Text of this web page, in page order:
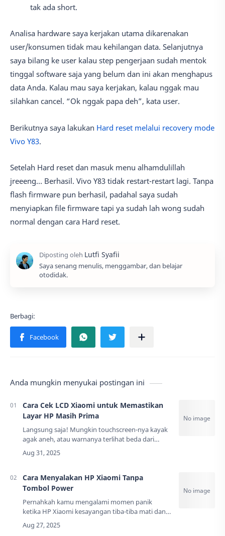
tak ada short.
Analisa hardware saya kerjakan utama dikarenakan
user/konsumen tidak mau kehilangan data. Selanjutnya
saya bilang ke user kalau step pengerjaan sudah mentok
tinggal software saja yang belum dan ini akan menghapus
data Anda. Kalau mau saya kerjakan, kalau nggak mau
silahkan cancel. “Ok nggak papa deh”, kata user.
Berikutnya saya lakukan Hard reset melalui recovery mode
Vivo Y83.
Setelah Hard reset dan masuk menu alhamdulillah
jreeeng… Berhasil. Vivo Y83 tidak restart-restart lagi. Tanpa
flash firmware pun berhasil, padahal saya sudah
menyiapkan file firmware tapi ya sudah lah wong sudah
normal dengan cara Hard reset.
Saya senang menulis, menggambar, dan belajar
otodidak.
Anda mungkin menyukai postingan ini
Cara Cek LCD Xiaomi untuk Memastikan
Layar HP Masih Prima
Langsung saja! Mungkin touchscreen-nya kayak
agak aneh, atau warnanya terlihat beda dari
biasanya? Nah, kalau kamu lagi ngalamin hal
kayak gini, berarti saatnya kamu belajar cara c…
Cara Menyalakan HP Xiaomi Tanpa
Tombol Power
Pernahkah kamu mengalami momen panik
ketika HP Xiaomi kesayangan tiba-tiba mati dan
tombol power-nya tidak merespons sama sekali?
Rasanya seperti dunia akan berakhir, kan?